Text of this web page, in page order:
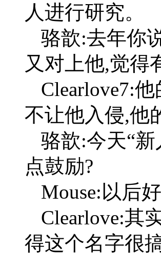
人进行研究。
骆歆:去年你
又对上他,觉得
Clearlove7:
不让他入侵,他
骆歆:今天“
点鼓励?
Mouse:以后
Clearlove:其
得这个名字很搞